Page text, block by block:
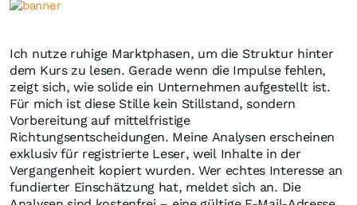
Ich nutze ruhige Marktphasen, um die Struktur hinter
dem Kurs zu lesen. Gerade wenn die Impulse fehlen,
zeigt sich, wie solide ein Unternehmen aufgestellt ist.
Für mich ist diese Stille kein Stillstand, sondern
Vorbereitung auf mittelfristige
Richtungsentscheidungen. Meine Analysen erscheinen
exklusiv für registrierte Leser, weil Inhalte in der
Vergangenheit kopiert wurden. Wer echtes Interesse an
fundierter Einschätzung hat, meldet sich an. Die